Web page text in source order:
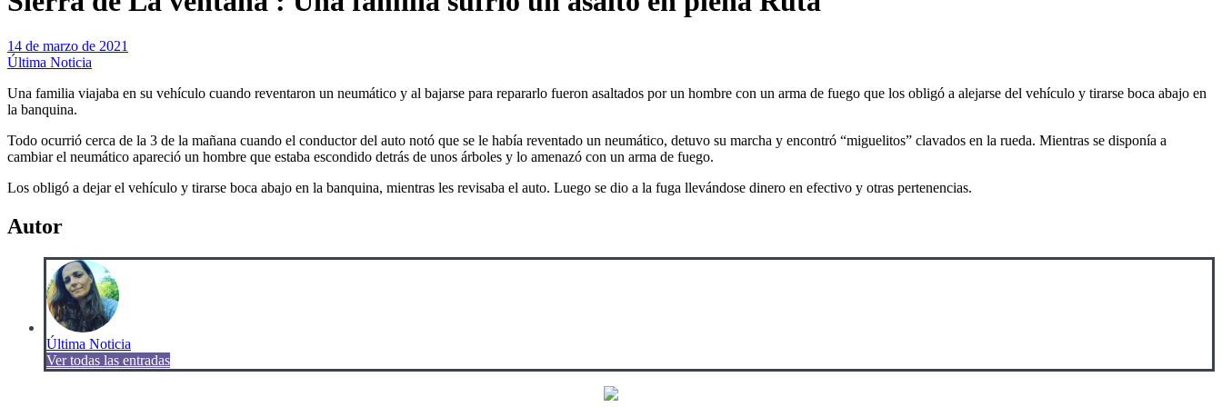
14 de marzo de 2021
Última Noticia
Una familia viajaba en su vehículo cuando reventaron un neumático y al bajarse para repararlo fueron asaltados por un hombre con un arma de fuego que los obligó a alejarse del vehículo y tirarse boca abajo en
la banquina.
Todo ocurrió cerca de la 3 de la mañana cuando el conductor del auto notó que se le había reventado un neumático, detuvo su marcha y encontró “miguelitos” clavados en la rueda. Mientras se disponía a
cambiar el neumático apareció un hombre que estaba escondido detrás de unos árboles y lo amenazó con un arma de fuego.
Los obligó a dejar el vehículo y tirarse boca abajo en la banquina, mientras les revisaba el auto. Luego se dio a la fuga llevándose dinero en efectivo y otras pertenencias.
Autor
Última Noticia
Ver todas las entradas